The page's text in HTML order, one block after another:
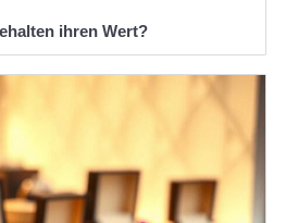
ihren Wert?